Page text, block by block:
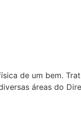
de um bem.
áreas do